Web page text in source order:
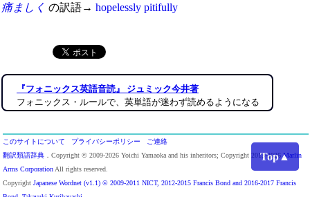
Top▲
痛ましく の訳語→ hopelessly pitifully
『フォニックス英語音読』 ジュミック今井著
フォニックス・ルールで、英単語が迷わず読めるようになる
このサイトについて プライバシーポリシー
ご連絡
翻訳類語辞典 ．Copyright © 2009-2026 Yoichi Yamaoka and his inheritors; Copyright 2013-2026 Marlin
Arms Corporation All rights reserved.
Copyright Japanese Wordnet (v1.1) © 2009-2011 NICT, 2012-2015 Francis Bond and 2016-2017 Francis